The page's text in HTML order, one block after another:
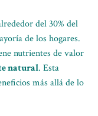
del 30% del
de los hogares.
nutrientes de valor
natural. Esta
más allá de lo